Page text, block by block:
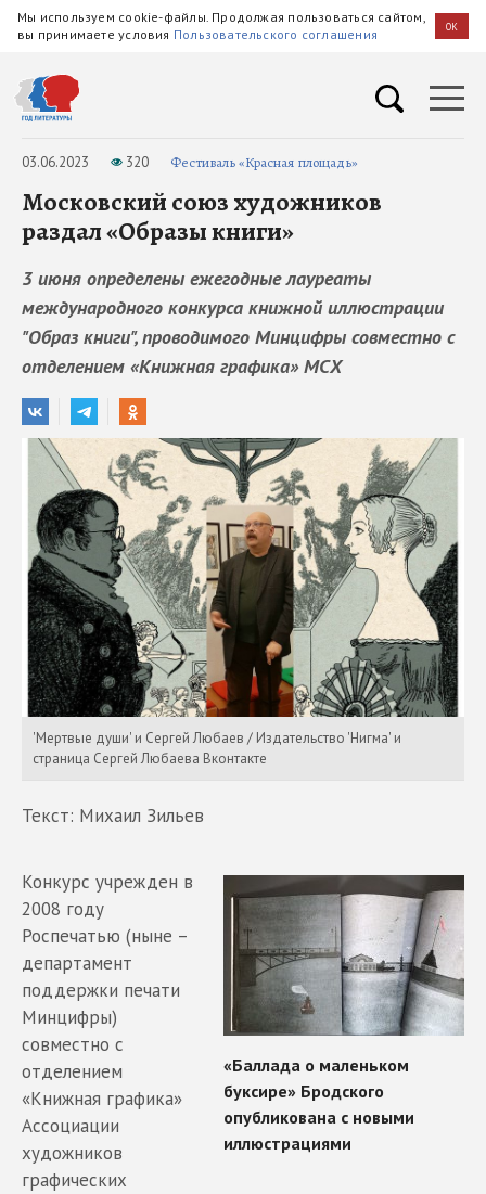
Мы используем cookie-файлы. Продолжая пользоваться сайтом,
вы принимаете условия Пользовательского соглашения OK
03.06.2023 320 Фестиваль «Красная площадь»
Московский союз художников
раздал «Образы книги»
3 июня определены ежегодные лауреаты
международного конкурса книжной иллюстрации
"Образ книги", проводимого Минцифры совместно с
отделением «Книжная графика» МСХ
'Мертвые души' и Сергей Любаев / Издательство 'Нигма' и
страница Сергей Любаева Вконтакте
Текст: Михаил Зильев
Конкурс учрежден в
2008 году
Роспечатью (ныне –
департамент
поддержки печати
Минцифры)
совместно с
отделением
«Книжная графика»
Ассоциации
художников
графических